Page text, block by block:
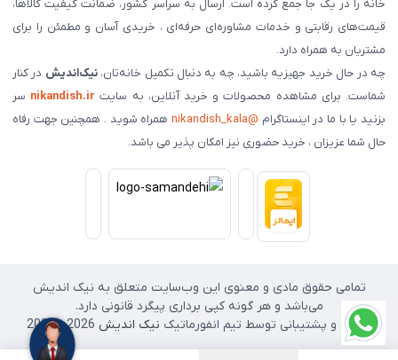
خانه را در یک جا جمع کرده است. ارسال به سراسر کشور، ضمانت کیفیت کالاها،
قیمت‌های رقابتی و خدمات مشاوره‌ای حرفه‌ای ، خریدی آسان و مطمئن را برای
مشتریان به همراه دارد.
چه در حال خرید جهیزیه باشید، چه به دنبال تکمیل خانه‌تان،نیک‌اندیش در کنار
شماست. برای مشاهده محصولات و خرید آنلاین، به سایت nikandish.ir سر
بزنید یا با ما در اینستاگرام @nikandish_kala
همراه شوید . همچنین جهت رفاه
حال شما عزیزان ، خرید حضوری نیز امکان پذیر می باشد.
تمامی حقوق مادی و معنوی این وب‌سایت متعلق به نیک اندیش
می‌باشد و هر گونه کپی برداری پیگرد قانونی دارد.
طراحی و پشتیبانی توسط تیم انفورماتیک نیک اندیش 2026 - 2025